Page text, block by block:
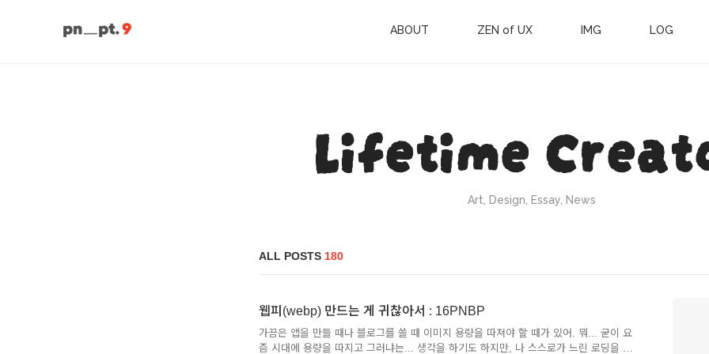
Lifetime
Art, Design, Essay, News
ABOUT ZEN of UX IMG LOG
ALL POSTS 180
웹피(webp) 만드는 게 귀찮아서 : 16PNBP
가끔은 앱을 만들 때나 블로그를 쓸 때 이미지 용량을 따져야 할 때가 있어. 뭐... 굳이 요
즘 시대에 용량을 따지고 그러냐는... 생각을 하기도 하지만, 나 스스로가 느린 로딩을 못